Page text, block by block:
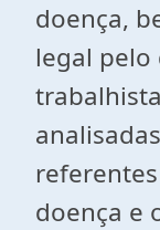
doença,
legal
doença e